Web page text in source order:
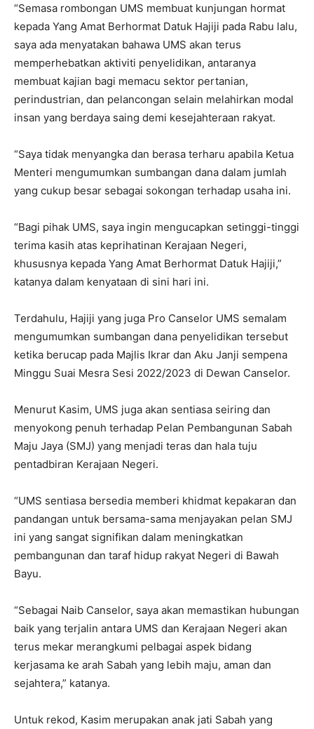
“Semasa rombongan UMS membuat kunjungan hormat
kepada Yang Amat Berhormat Datuk Hajiji pada Rabu lalu,
saya ada menyatakan bahawa UMS akan terus
memperhebatkan aktiviti penyelidikan, antaranya
membuat kajian bagi memacu sektor pertanian,
perindustrian, dan pelancongan selain melahirkan modal
insan yang berdaya saing demi kesejahteraan rakyat.
“Saya tidak menyangka dan berasa terharu apabila Ketua
Menteri mengumumkan sumbangan dana dalam jumlah
yang cukup besar sebagai sokongan terhadap usaha ini.
“Bagi pihak UMS, saya ingin mengucapkan setinggi-tinggi
terima kasih atas keprihatinan Kerajaan Negeri,
khususnya kepada Yang Amat Berhormat Datuk Hajiji,”
katanya dalam kenyataan di sini hari ini.
Terdahulu, Hajiji yang juga Pro Canselor UMS semalam
mengumumkan sumbangan dana penyelidikan tersebut
ketika berucap pada Majlis Ikrar dan Aku Janji sempena
Minggu Suai Mesra Sesi 2022/2023 di Dewan Canselor.
Menurut Kasim, UMS juga akan sentiasa seiring dan
menyokong penuh terhadap Pelan Pembangunan Sabah
Maju Jaya (SMJ) yang menjadi teras dan hala tuju
pentadbiran Kerajaan Negeri.
“UMS sentiasa bersedia memberi khidmat kepakaran dan
pandangan untuk bersama-sama menjayakan pelan SMJ
ini yang sangat signifikan dalam meningkatkan
pembangunan dan taraf hidup rakyat Negeri di Bawah
Bayu.
“Sebagai Naib Canselor, saya akan memastikan hubungan
baik yang terjalin antara UMS dan Kerajaan Negeri akan
terus mekar merangkumi pelbagai aspek bidang
kerjasama ke arah Sabah yang lebih maju, aman dan
sejahtera,” katanya.
Untuk rekod, Kasim merupakan anak jati Sabah yang